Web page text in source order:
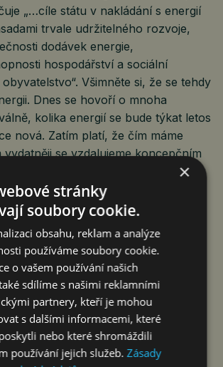
„…cíle státu v nakládání s energií
trvale udržitelného rozvoje,
dodávek energie,
hospodářství a sociální
Všimněte si, že se tehdy
Dnes se hovoří o mnoha
kolika energií se bude týkat letos
nová. Zatím platí, že čím máme
se vzdalujeme koncepčním
se stanou neudržitelné za
neufinancují trvale udržované
Plyn už je neudržitelný v každém
že za dva roky dodávky
proud začne vynechávat.
drahé energie ztrácí
a obyvatelstvo žádá stále více
píše: „Jaderná energie by
přesáhnout 50% podíl na výrobě
tak významnou část uhelných
×
stránky
soubory cookie.
obsahu, reklam a analýze
používáme soubory cookie.
o vašem používání našich
sdílíme s našimi reklamními
partnery, kteří je mohou
s dalšími informacemi, které
nebo které shromáždili
používání jejich služeb.Zásady